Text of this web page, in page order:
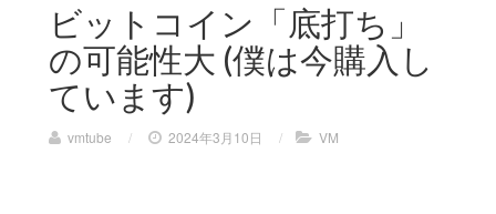
ビットコイン「底打ち」
の可能性大 (僕は今購入し
ています)
vmtube / 2024年3月10日 / VM